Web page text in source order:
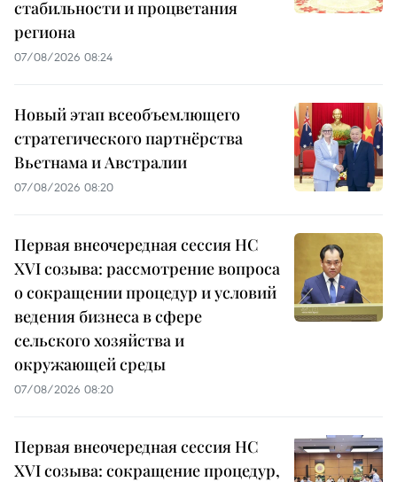
стабильности и процветания
региона
07/08/2026 08:24
Новый этап всеобъемлющего
стратегического партнёрства
Вьетнама и Австралии
07/08/2026 08:20
Первая внеочередная сессия НС
XVI созыва: рассмотрение вопроса
о сокращении процедур и условий
ведения бизнеса в сфере
сельского хозяйства и
окружающей среды
07/08/2026 08:20
Первая внеочередная сессия НС
XVI созыва: сокращение процедур,